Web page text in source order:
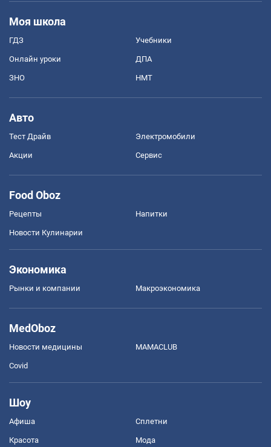
Моя школа
ГДЗ Учебники
Онлайн уроки ДПА
ЗНО НМТ
Авто
Тест Драйв Электромобили
Акции Сервис
Food Oboz
Рецепты Напитки
Новости Кулинарии
Экономика
Рынки и компании Mакроэкономика
MedOboz
Новости медицины MAMACLUB
Covid
Шоу
Афиша Сплетни
Красота Мода